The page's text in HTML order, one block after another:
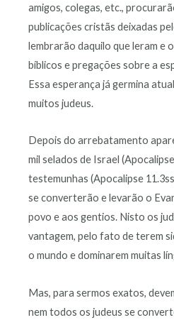
amigos, colegas, etc.,
publicações cristãs deixadas
lembrarão daquilo que leram e
bíblicos e pregações sobre a
Essa esperança já germina
muitos judeus.
Depois do arrebatamento
mil selados de Israel
testemunhas (Apocalipse
se converterão e levarão o
povo e aos gentios. Nisto os
vantagem, pelo fato de terem
o mundo e dominarem muitas
Mas, para sermos exatos,
nem todos os judeus se